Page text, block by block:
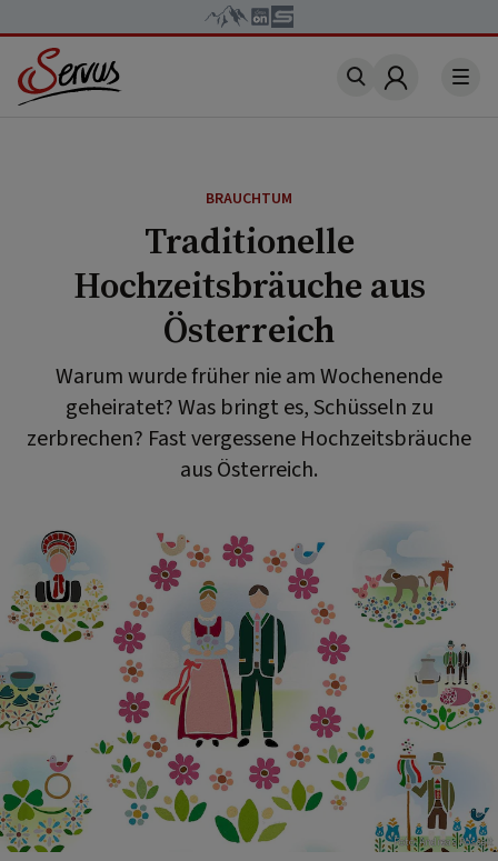
Account
BRAUCHTUM
Traditionelle
Hochzeitsbräuche aus
Österreich
Warum wurde früher nie am Wochenende
geheiratet? Was bringt es, Schüsseln zu
zerbrechen? Fast vergessene Hochzeitsbräuche
aus Österreich.
Foto: Andreas Posselt